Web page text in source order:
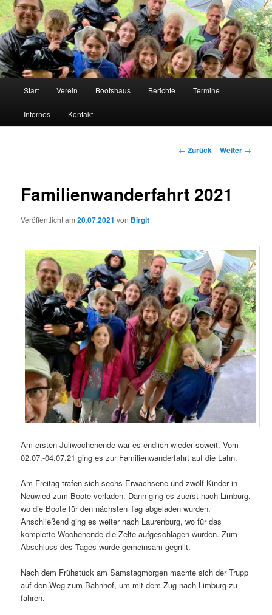
NRG
Neuwieder Ruder-Gesellschaft 1883 e.V.
Zum
Inhalt
Start Verein Bootshaus Berichte Termine
Internes Kontakt
Beitrags-
← Zurück Weiter →
Familienwanderfahrt 2021
Veröffentlicht am20.07.2021 von Birgit
Am ersten Juliwochenende war es endlich wieder soweit. Vom
02.07.-04.07.21 ging es zur Familienwanderfahrt auf die Lahn.
Am Freitag trafen sich sechs Erwachsene und zwölf Kinder in
Neuwied zum Boote verladen. Dann ging es zuerst nach Limburg,
wo die Boote für den nächsten Tag abgeladen wurden.
Anschließend ging es weiter nach Laurenburg, wo für das
komplette Wochenende die Zelte aufgeschlagen wurden. Zum
Abschluss des Tages wurde gemeinsam gegrillt.
Nach dem Frühstück am Samstagmorgen machte sich der Trupp
auf den Weg zum Bahnhof, um mit dem Zug nach Limburg zu
fahren.